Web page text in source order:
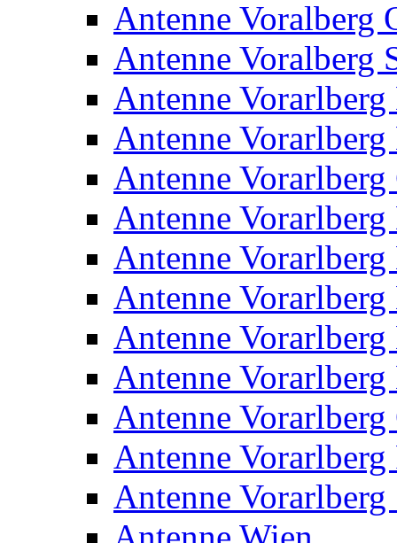
Antenne Voralberg
Antenne Voralberg
Antenne
Antenne
Antenne
Antenne
Antenne
Antenne
Antenne
Antenne
Antenne Vorarlberg
Antenne
Antenne